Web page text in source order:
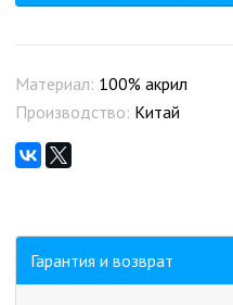
Материал: 100% акрил
Производство: Китай
Гарантия и возврат